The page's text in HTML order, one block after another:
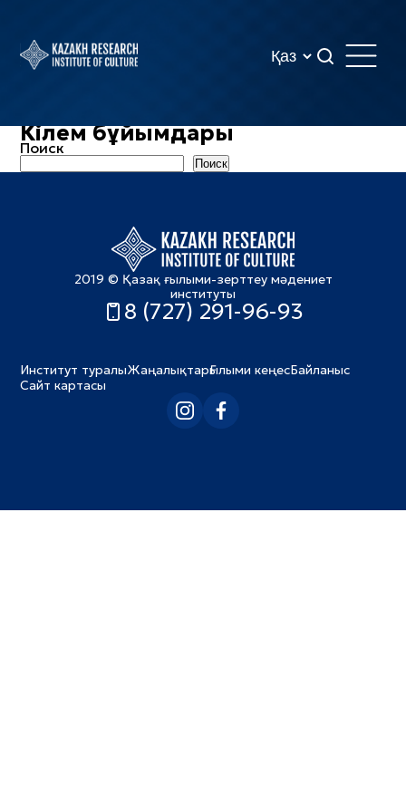
Кілем бұйымдары
Поиск
Поиск
2019 © Қазақ ғылыми-зерттеу мәдениет
институты
8 (727) 291-96-93
Институт туралыЖаңалықтарҒылыми кеңесБайланыс
Сайт картасы